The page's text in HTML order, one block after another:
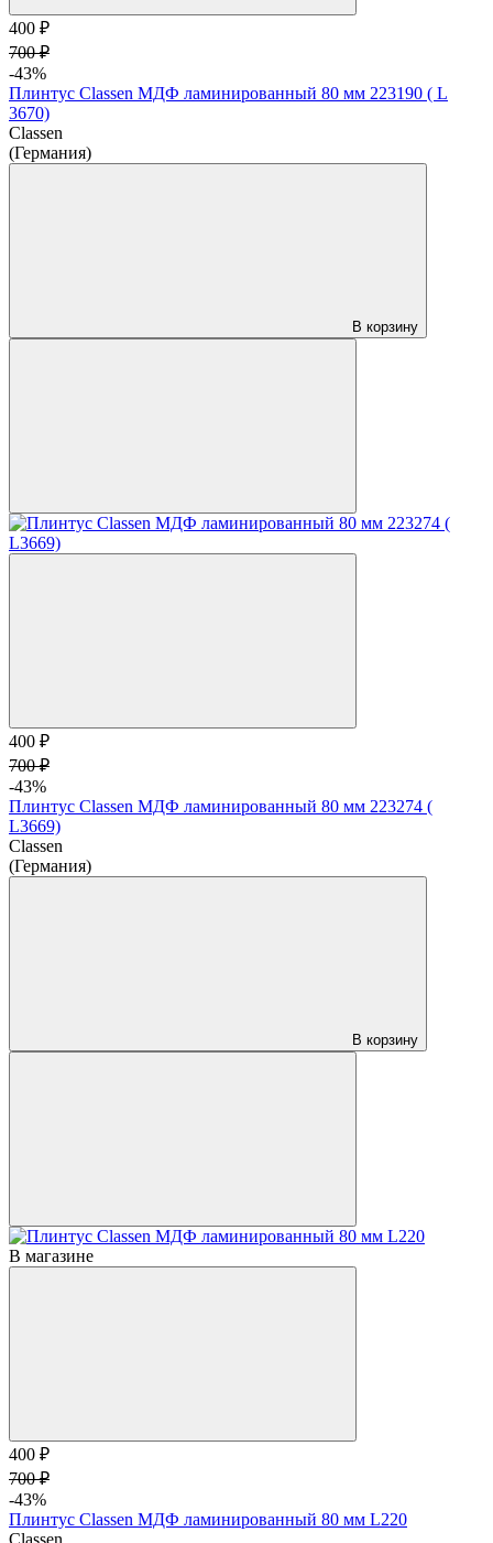
400 ₽
700 ₽
-43%
Плинтус Classen МДФ ламинированный 80 мм 223190 ( L
3670)
Classen
(Германия)
В корзину
400 ₽
700 ₽
-43%
Плинтус Classen МДФ ламинированный 80 мм 223274 (
L3669)
Classen
(Германия)
В корзину
В магазине
400 ₽
700 ₽
-43%
Плинтус Classen МДФ ламинированный 80 мм L220
Classen